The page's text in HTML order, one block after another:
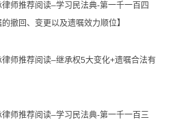
师推荐阅读–学习民法典-第一千一百四
撤回、变更以及遗嘱效力顺位】
师推荐阅读–继承权5大变化+遗嘱合法有
师推荐阅读–学习民法典-第一千一百三